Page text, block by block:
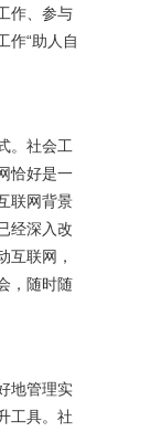
作、参与
作“助人自
。社会工
恰好是一
联网背景
经深入改
互联网，
，随时随
地管理实
工具。社